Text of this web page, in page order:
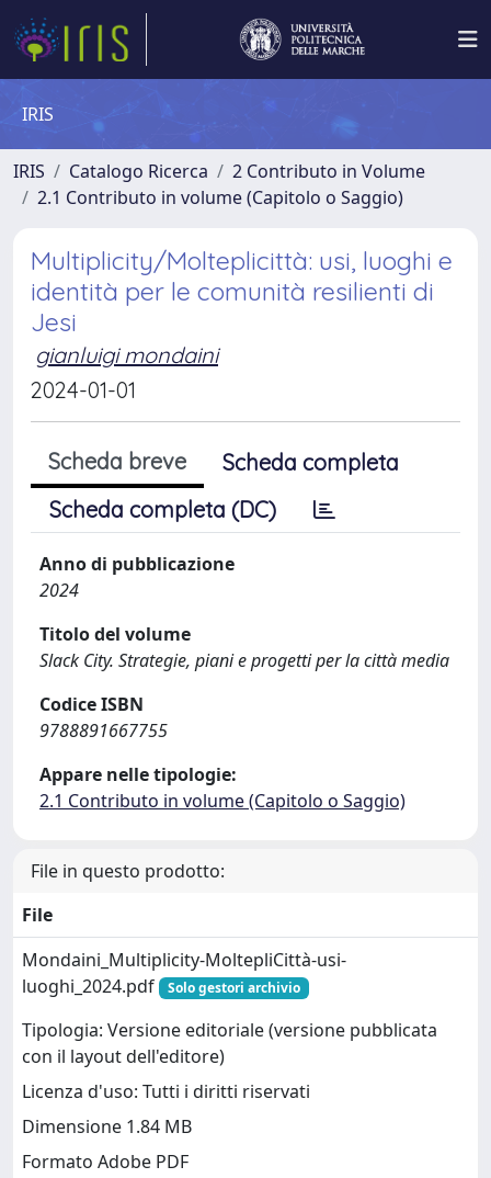
IRIS
IRIS Catalogo Ricerca
2 Contributo in Volume
2.1 Contributo in volume (Capitolo o Saggio)
Multiplicity/Molteplicittà: usi, luoghi e
identità per le comunità resilienti di
Jesi
gianluigi mondaini
2024-01-01
Scheda breve
Scheda completa
Scheda completa (DC)
Anno di pubblicazione
2024
Titolo del volume
Slack City. Strategie, piani e progetti per la città media
Codice ISBN
9788891667755
Appare nelle tipologie:
2.1 Contributo in volume (Capitolo o Saggio)
File in questo prodotto:
File
Mondaini_Multiplicity-MoltepliCittà-usi-
luoghi_2024.pdf
Solo gestori archivio
Tipologia: Versione editoriale (versione pubblicata
con il layout dell'editore)
Licenza d'uso: Tutti i diritti riservati
Dimensione 1.84 MB
Formato Adobe PDF